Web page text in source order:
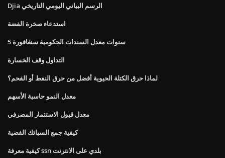
Djia الرسم البياني اليومي التاريخي
استدعاء صخرة الفضة
5 سنوات معدل السندات الحكومية سنغافورة
التداول وقف الخسارة
لماذا حرق الكتلة الحيوية أفضل من حرق النفط أو الفحم؟
معدل النمو حاسبة الأسهم
معدل قبول الاستثمار المصرفي
كيفية جمع السبائك الفضية
كيفية معرفة ssn بلدي على الانترنت